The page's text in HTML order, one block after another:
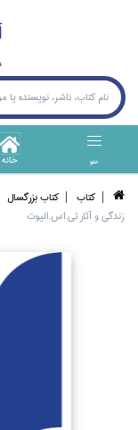
منو خانه
كتاب كتاب بزرگسال
زندگي و آثار تي.اس.اليوت